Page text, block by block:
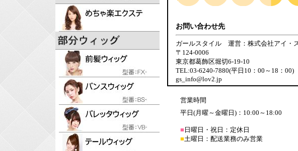
お問い合わせ先
ガールスタイル 運営：株式会社アイ・
〒124-0006
東京都葛飾区堀切6-19-10
TEL:03-6240-7880(平日10：00～18：00)
gs_info@lov2.jp
営業時間
平日(月曜～金曜日)：10:00～18:00
■ 日曜日・祝日：定休日
■土曜日：配送業務のみ営業